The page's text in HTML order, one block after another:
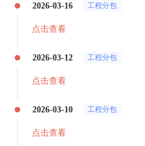
2026-03-16 工程分包
点击查看
2026-03-12 工程分包
点击查看
2026-03-10 工程分包
点击查看